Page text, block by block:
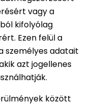
vagy a
kifolyólag
Ezen felül a
személyes adatait
azt jogellenes
között